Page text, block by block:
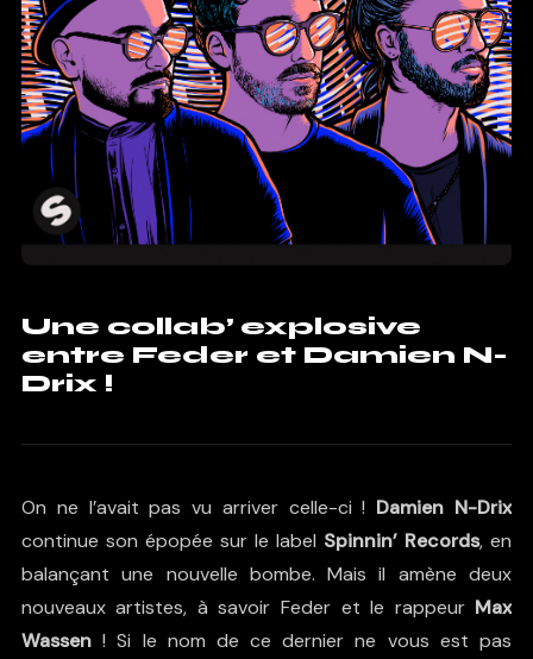
Une collab’ explosive
entre Feder et Damien N-
Drix !
On ne l’avait pas vu arriver celle-ci ! Damien N-Drix
continue son épopée sur le label Spinnin’ Records, en
balançant une nouvelle bombe. Mais il amène deux
nouveaux artistes, à savoir Feder et le rappeur Max
Wassen! Si le nom de ce dernier ne vous est pas